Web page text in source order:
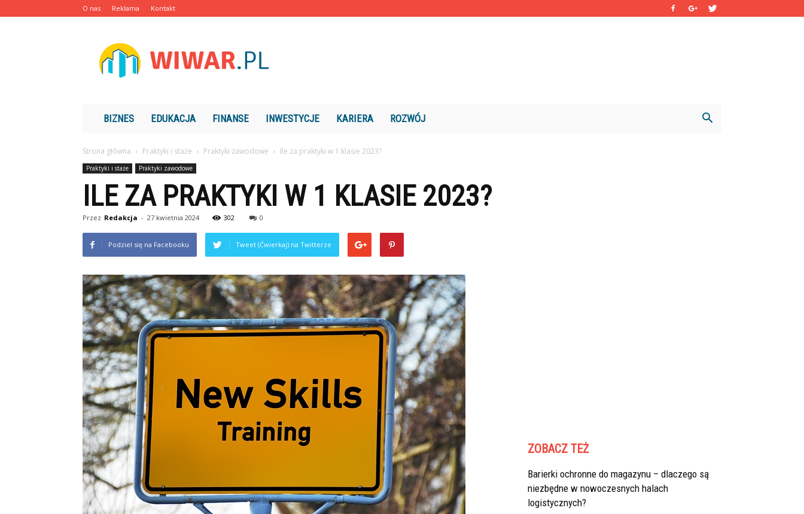
O nas Reklama Kontakt
BIZNES EDUKACJA FINANSE INWESTYCJE KARIERA ROZWÓJ
Strona główna Praktyki i staże Praktyki zawodowe Ile za praktyki w 1 klasie 2023?
Praktyki i staże Praktyki zawodowe
ILE ZA PRAKTYKI W 1 KLASIE 2023?
Przez Redakcja - 27 kwietnia 2024 302 0
Podziel się na Facebooku Tweet (Ćwierkaj) na Twitterze
ZOBACZ TEŻ
Barierki ochronne do magazynu – dlaczego są
niezbędne w nowoczesnych halach
logistycznych?